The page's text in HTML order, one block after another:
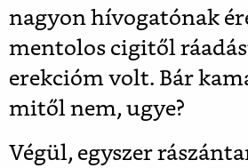
nagyon hívogatónak
mentolos cigitől
erekcióm volt. Bár
mitől nem, ugye?
Végül, egyszer